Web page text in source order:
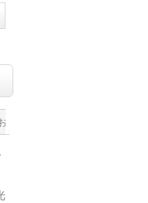
おさか十三佛霊場